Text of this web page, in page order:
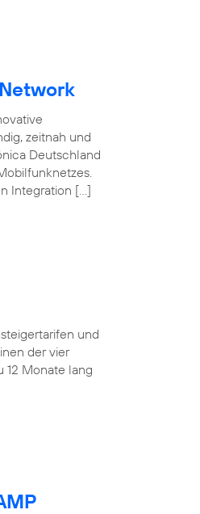
zeitnah und
Deutschland
Integration […]
und
der vier
12 Monate lang